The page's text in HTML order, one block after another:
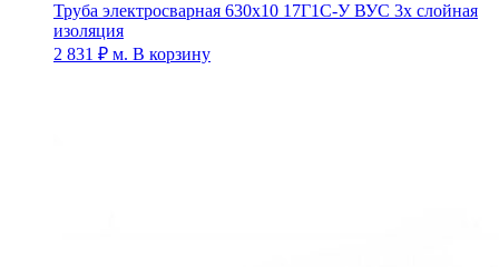
Труба электросварная 630х10 17Г1С-У ВУС 3х слойная
изоляция
2 831 ₽ м. В корзину